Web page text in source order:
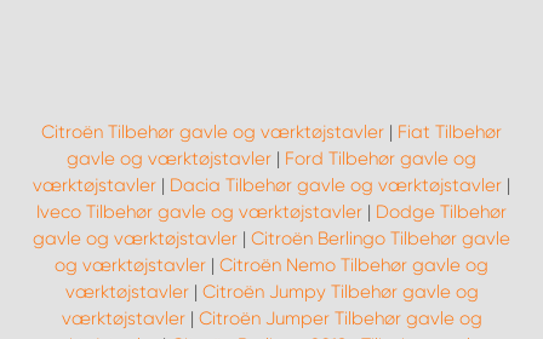
Citroën Tilbehør gavle og værktøjstavler | Fiat Tilbehør
gavle og værktøjstavler | Ford Tilbehør gavle og
værktøjstavler | Dacia Tilbehør gavle og værktøjstavler |
Iveco Tilbehør gavle og værktøjstavler | Dodge Tilbehør
gavle og værktøjstavler | Citroën Berlingo Tilbehør gavle
og værktøjstavler | Citroën Nemo Tilbehør gavle og
værktøjstavler| Citroën Jumpy Tilbehør gavle og
værktøjstavler| Citroën Jumper Tilbehør gavle og